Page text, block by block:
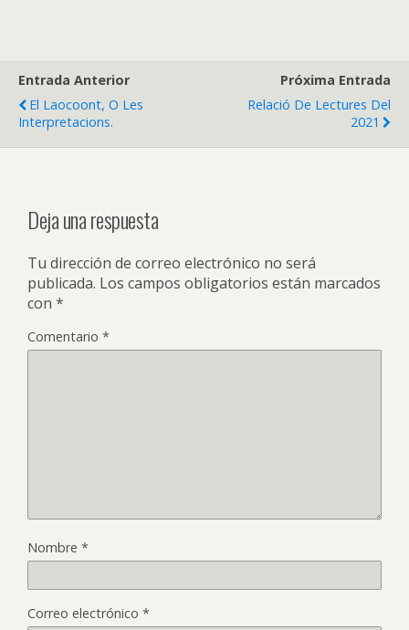
Entrada Anterior
El Laocoont, O Les
Interpretacions.
Próxima Entrada
Relació De Lectures Del
2021
Deja una respuesta
Tu dirección de correo electrónico no será
publicada. Los campos obligatorios están marcados
con *
Comentario *
Nombre *
Correo electrónico *